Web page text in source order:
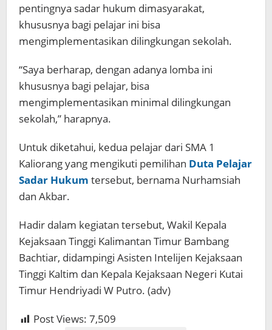
pentingnya sadar hukum dimasyarakat,
khususnya bagi pelajar ini bisa
mengimplementasikan dilingkungan sekolah.
“Saya berharap, dengan adanya lomba ini
khususnya bagi pelajar, bisa
mengimplementasikan minimal dilingkungan
sekolah,” harapnya.
Untuk diketahui, kedua pelajar dari SMA 1
Kaliorang yang mengikuti pemilihan Duta Pelajar
Sadar Hukum tersebut, bernama Nurhamsiah
dan Akbar.
Hadir dalam kegiatan tersebut, Wakil Kepala
Kejaksaan Tinggi Kalimantan Timur Bambang
Bachtiar, didampingi Asisten Intelijen Kejaksaan
Tinggi Kaltim dan Kepala Kejaksaan Negeri Kutai
Timur Hendriyadi W Putro. (adv)
Post Views: 7,509